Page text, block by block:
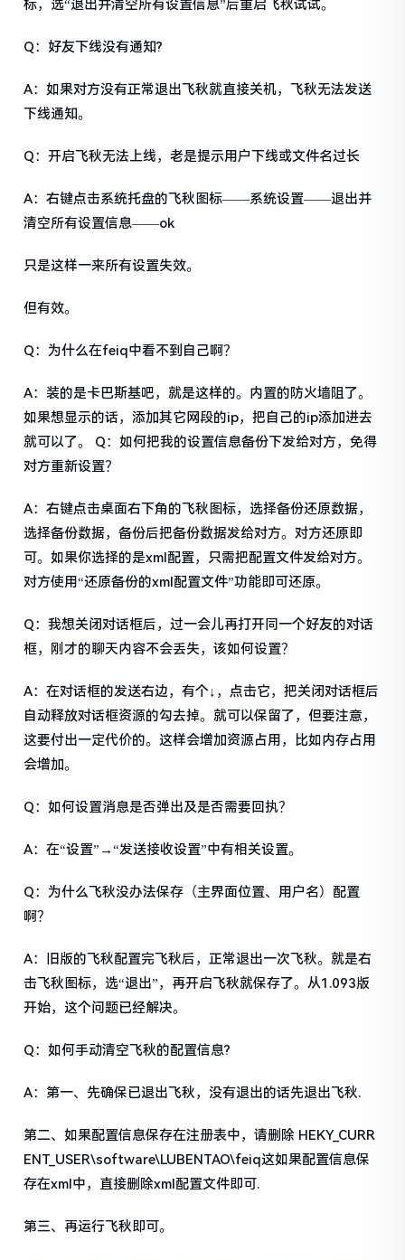
标，选“退出并清空所有设置信息”后重启飞秋试试。
Q：好友下线没有通知?
A：如果对方没有正常退出飞秋就直接关机，飞秋无法发送
下线通知。
Q：开启飞秋无法上线，老是提示用户下线或文件名过长
A：右键点击系统托盘的飞秋图标——系统设置——退出并
清空所有设置信息——ok
只是这样一来所有设置失效。
但有效。
Q：为什么在feiq中看不到自己啊？
A：装的是卡巴斯基吧，就是这样的。内置的防火墙阻了。
如果想显示的话，添加其它网段的ip，把自己的ip添加进去
就可以了。 Q：如何把我的设置信息备份下发给对方，免得
对方重新设置？
A：右键点击桌面右下角的飞秋图标，选择备份还原数据，
选择备份数据，备份后把备份数据发给对方。对方还原即
可。如果你选择的是xml配置，只需把配置文件发给对方。
对方使用“还原备份的xml配置文件”功能即可还原。
Q：我想关闭对话框后，过一会儿再打开同一个好友的对话
框，刚才的聊天内容不会丢失，该如何设置？
A：在对话框的发送右边，有个↓，点击它，把关闭对话框后
自动释放对话框资源的勾去掉。就可以保留了，但要注意，
这要付出一定代价的。这样会增加资源占用，比如内存占用
会增加。
Q：如何设置消息是否弹出及是否需要回执？
A：在“设置”→“发送接收设置”中有相关设置。
Q：为什么飞秋没办法保存（主界面位置、用户名）配置
啊？
A：旧版的飞秋配置完飞秋后，正常退出一次飞秋。就是右
击飞秋图标，选“退出”，再开启飞秋就保存了。从1.093版
开始，这个问题已经解决。
Q：如何手动清空飞秋的配置信息?
A：第一、先确保已退出飞秋，没有退出的话先退出飞秋.
第二、如果配置信息保存在注册表中，请删除 HEKY_CURR
ENT_USER\software\LUBENTAO\feiq这如果配置信息保
存在xml中，直接删除xml配置文件即可.
第三、再运行飞秋即可。